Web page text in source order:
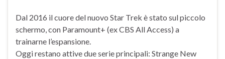
Dal 2016 il cuore del nuovo Star Trek è stato sul piccolo
schermo, con Paramount+ (ex CBS All Access) a
trainarne l’espansione.
Oggi restano attive due serie principali: Strange New